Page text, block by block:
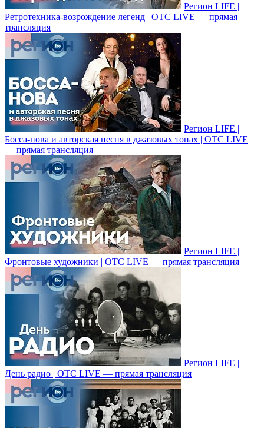
Регион LIFE |
Ретротехника-возрождение легенд | ОТС LIVE — прямая
трансляция
Регион LIFE |
Босса-нова и авторская песня в джазовых тонах | ОТС LIVE
— прямая трансляция
Регион LIFE |
Фронтовые художники | ОТС LIVE — прямая трансляция
Регион LIFE |
День радио | ОТС LIVE — прямая трансляция